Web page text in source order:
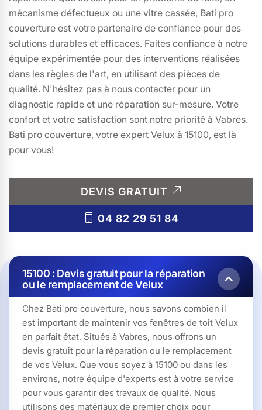
mécanisme défectueux ou une vitre cassée, Bati pro
couverture est votre partenaire de confiance pour des
solutions durables et efficaces. Faites confiance à notre
équipe expérimentée pour des interventions réalisées
dans les règles de l'art, en utilisant des pièces de
qualité. N'hésitez pas à nous contacter pour un
diagnostic rapide et une réparation sur-mesure. Votre
confort et votre satisfaction sont notre priorité à Vabres.
Bati pro couverture, votre expert Velux à 15100, est là
pour vous!
DEVIS GRATUIT
04 82 29 51 84
15100 : Devis gratuit pour la réparation
ou le remplacement de Velux
Chez Bati pro couverture, nous savons combien il
est important de maintenir vos fenêtres de toit Velux
en parfait état. Situés à Vabres, nous offrons un
devis gratuit pour la réparation ou le remplacement
de vos Velux. Que vous soyez à 15100 ou dans les
environs, notre équipe d'experts est à votre service
pour vous garantir des travaux de qualité. Nous
utilisons des matériaux de premier choix pour